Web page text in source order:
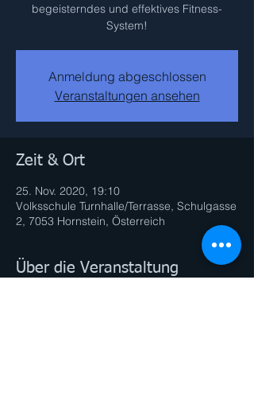
begeisterndes und effektives Fitness-
System!
Anmeldung abgeschlossen
Veranstaltungen ansehen
Zeit & Ort
25. Nov. 2020, 19:10
Volksschule Turnhalle/Terrasse, Schulgasse
2, 7053 Hornstein, Österreich
Über die Veranstaltung